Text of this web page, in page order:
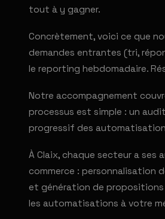
tout à y gagner.
Concrètement, voici ce que
demandes entrantes (tri,
le reporting hebdomadaire.
Notre accompagnement
processus est simple : un
progressif des
À Claix, chaque secteur a ses
commerce : personnalisation
et génération de propositions
les automatisations à votre